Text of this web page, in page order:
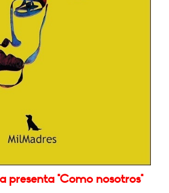
presenta "Como nosotros"